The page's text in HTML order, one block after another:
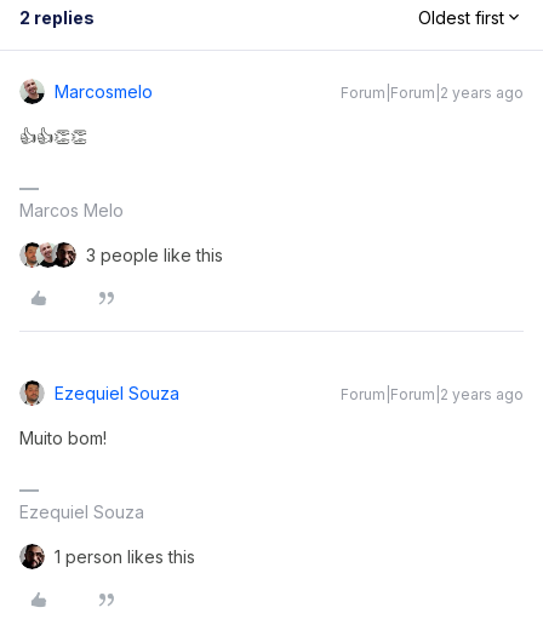
2 replies Oldest first
Marcosmelo Forum|Forum|2 years ago
👍👍👏👏
Marcos Melo
3 people like this
Ezequiel Souza Forum|Forum|2 years ago
Muito bom!
Ezequiel Souza
1 person likes this